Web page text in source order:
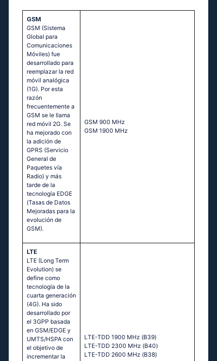
GSM
GSM (Sistema
Global para
Comunicaciones
Móviles) fue
desarrollado para
reemplazar la red
móvil analógica
(1G). Por esta
razón
frecuentemente a
GSM se le llama
red móvil 2G. Se
ha mejorado con
la adición de
GPRS (Servicio
General de
Paquetes vía
Radio) y más
tarde de la
tecnología EDGE
(Tasas de Datos
Mejoradas para la
evolución de
GSM).
GSМ 900 МНz
GSМ 1900 МНz
LTE
LTE (Long Term
Evolution) se
define como
tecnología de la
cuarta generación
(4G). Ha sido
desarrollado por
el 3GPP basada
en GSM/EDGE y
UMTS/HSPA con
el objetivo de
incrementar la
LТЕ-ТDD 1900 МНz (В39)
LТЕ-ТDD 2300 МНz (В40)
LТЕ-ТDD 2600 МНz (В38)